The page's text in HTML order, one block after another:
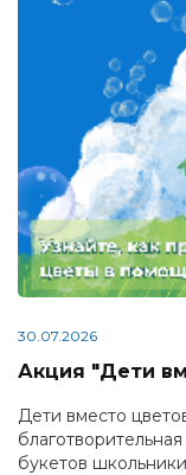
30.07.2026
Акция "Дети
Дети вместо
букетов